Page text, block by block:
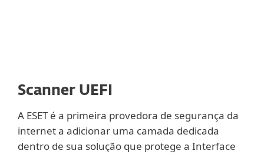
Scanner UEFI
A ESET é a primeira provedora de segurança da
internet a adicionar uma camada dedicada
dentro de sua solução que protege a Interface